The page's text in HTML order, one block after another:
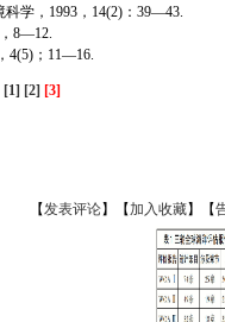
学，1993，14(2)：39—43.
8—12.
4(5)；11—16.
[1] [2] [3]
【发表评论】【加入收藏】【